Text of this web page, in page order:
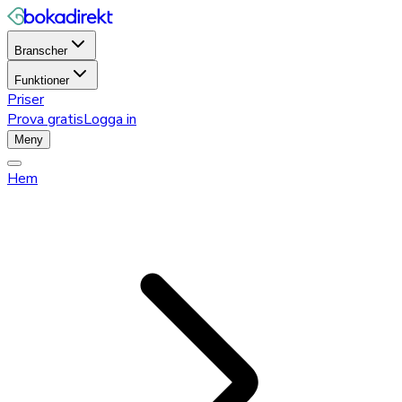
Branscher
Funktioner
Priser
Prova gratisLogga in
Meny
Hem